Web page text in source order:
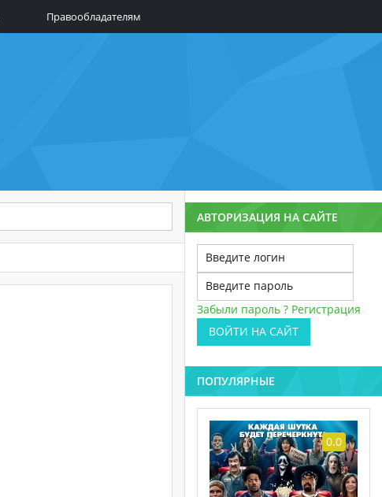
Правообладателям
АВТОРИЗАЦИЯ НА САЙТЕ
Забыли пароль ? Регистрация
ВОЙТИ НА САЙТ
ПОПУЛЯРНЫЕ
0.0